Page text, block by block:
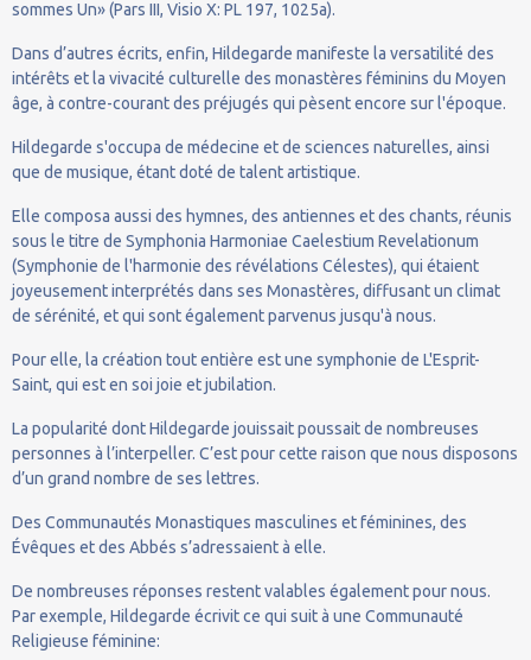
sommes Un» (Pars III, Visio X: PL 197, 1025a).
Dans d’autres écrits, enfin, Hildegarde manifeste la versatilité des
intérêts et la vivacité culturelle des monastères féminins du Moyen
âge, à contre-courant des préjugés qui pèsent encore sur l'époque.
Hildegarde s'occupa de médecine et de sciences naturelles, ainsi
que de musique, étant doté de talent artistique.
Elle composa aussi des hymnes, des antiennes et des chants, réunis
sous le titre de Symphonia Harmoniae Caelestium Revelationum
(Symphonie de l'harmonie des révélations Célestes), qui étaient
joyeusement interprétés dans ses Monastères, diffusant un climat
de sérénité, et qui sont également parvenus jusqu'à nous.
Pour elle, la création tout entière est une symphonie de L'Esprit-
Saint, qui est en soi joie et jubilation.
La popularité dont Hildegarde jouissait poussait de nombreuses
personnes à l’interpeller. C’est pour cette raison que nous disposons
d’un grand nombre de ses lettres.
Des Communautés Monastiques masculines et féminines, des
Évêques et des Abbés s’adressaient à elle.
De nombreuses réponses restent valables également pour nous.
Par exemple, Hildegarde écrivit ce qui suit à une Communauté
Religieuse féminine: